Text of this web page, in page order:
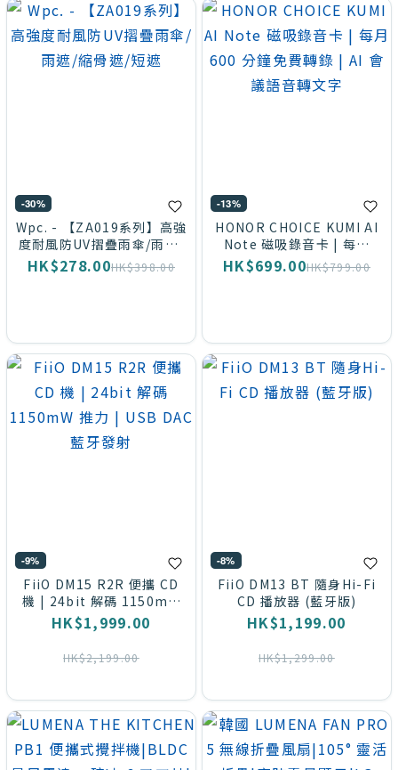
-30%
Wpc. - 【ZA019系列】高強
度耐風防UV摺疊雨傘/雨遮/
縮骨遮/短遮
HK$278.00HK$398.00
-13%
HONOR CHOICE KUMI AI
Note 磁吸錄音卡 | 每月
600 分鐘免費轉錄 | AI 會議
語音轉文字
HK$699.00HK$799.00
-9%
FiiO DM15 R2R 便攜 CD
機 | 24bit 解碼 1150mW
推力 | USB DAC 藍牙發射
HK$1,999.00
HK$2,199.00
-8%
FiiO DM13 BT 隨身Hi-Fi
CD 播放器 (藍牙版)
HK$1,199.00
HK$1,299.00